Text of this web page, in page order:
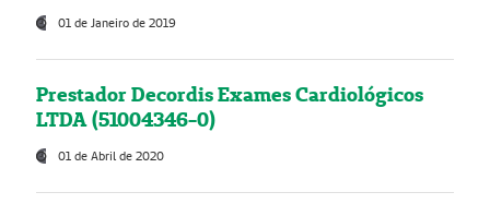
01 de Janeiro de 2019
Prestador Decordis Exames Cardiológicos
LTDA (51004346-0)
01 de Abril de 2020